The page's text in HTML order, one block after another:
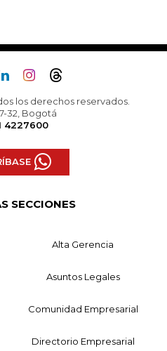
los derechos reservados.
32, Bogotá
4227600
SECCIONES
Alta Gerencia
Asuntos Legales
Comunidad Empresarial
Directorio Empresarial